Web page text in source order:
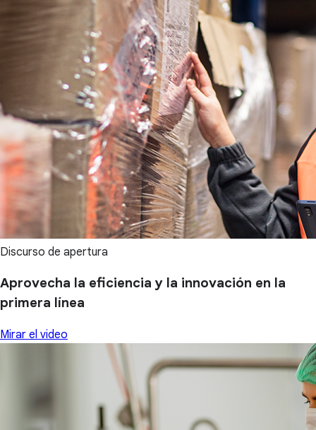
Discurso de apertura
Aprovecha la eficiencia y la innovación en la
primera línea
Mirar el video